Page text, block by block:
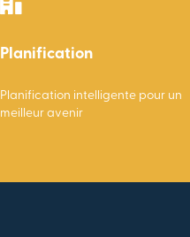
Planification
Planification intelligente pour un
meilleur avenir